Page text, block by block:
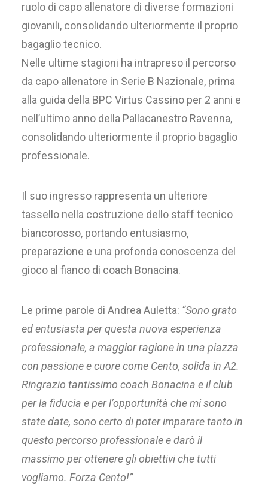
ruolo di capo allenatore di diverse formazioni
giovanili, consolidando ulteriormente il proprio
bagaglio tecnico.
Nelle ultime stagioni ha intrapreso il percorso
da capo allenatore in Serie B Nazionale, prima
alla guida della BPC Virtus Cassino per 2 anni e
nell’ultimo anno della Pallacanestro Ravenna,
consolidando ulteriormente il proprio bagaglio
professionale.
Il suo ingresso rappresenta un ulteriore
tassello nella costruzione dello staff tecnico
biancorosso, portando entusiasmo,
preparazione e una profonda conoscenza del
gioco al fianco di coach Bonacina.
Le prime parole di Andrea Auletta: “Sono grato
ed entusiasta per questa nuova esperienza
professionale, a maggior ragionein una piazza
con passione e cuore come Cento, solida in A2.
Ringrazio tantissimo coach Bonacina e il club
per la fiducia e per l’opportunità che mi sono
state date, sono certo dipoter imparare tanto in
questo percorso professionale e darò il
massimo per ottenere gliobiettivi che tutti
vogliamo. Forza Cento!”